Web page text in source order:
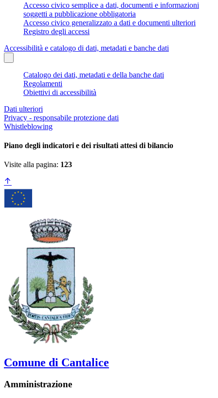
Accesso civico semplice a dati, documenti e informazioni
soggetti a pubblicazione obbligatoria
Accesso civico generalizzato a dati e documenti ulteriori
Registro degli accessi
Accessibilità e catalogo di dati, metadati e banche dati
Catalogo dei dati, metadati e della banche dati
Regolamenti
Obiettivi di accessibilità
Dati ulteriori
Privacy - responsabile protezione dati
Whistleblowing
Piano degli indicatori e dei risultati attesi di bilancio
Visite alla pagina: 123
Comune di Cantalice
Amministrazione